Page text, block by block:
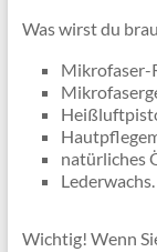
Was wirst du
Mikrofaser-
natürliches
Lederwachs.
Wichtig! Wenn